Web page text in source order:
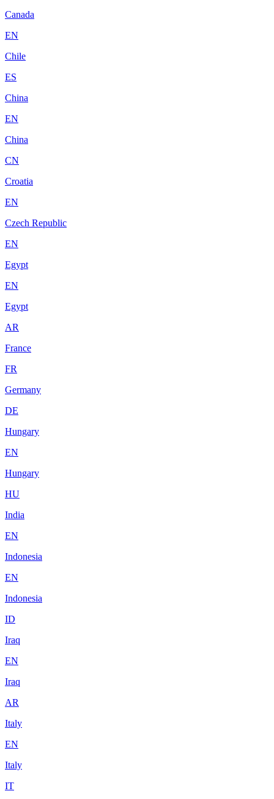
Canada
EN
Chile
ES
China
EN
China
CN
Croatia
EN
Czech Republic
EN
Egypt
EN
Egypt
AR
France
FR
Germany
DE
Hungary
EN
Hungary
HU
India
EN
Indonesia
EN
Indonesia
ID
Iraq
EN
Iraq
AR
Italy
EN
Italy
IT